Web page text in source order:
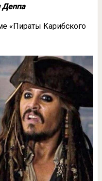
«Пираты Карибского